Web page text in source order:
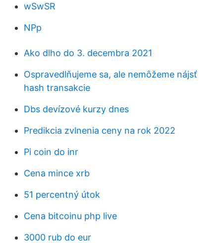
wSwSR
NPp
Ako dlho do 3. decembra 2021
Ospravedlňujeme sa, ale nemôžeme nájsť
hash transakcie
Dbs devízové ​​kurzy dnes
Predikcia zvlnenia ceny na rok 2022
Pi coin do inr
Cena mince xrb
51 percentný útok
Cena bitcoinu php live
3000 rub do eur